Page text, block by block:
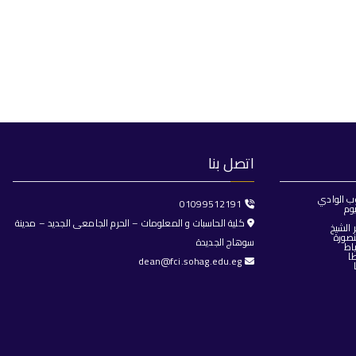
الوادي
اتصل بنا
01099512191
كلية الحاسبات و المعلومات – الحرم الجامعى الجديد – مدينة
سوهاج الجديدة